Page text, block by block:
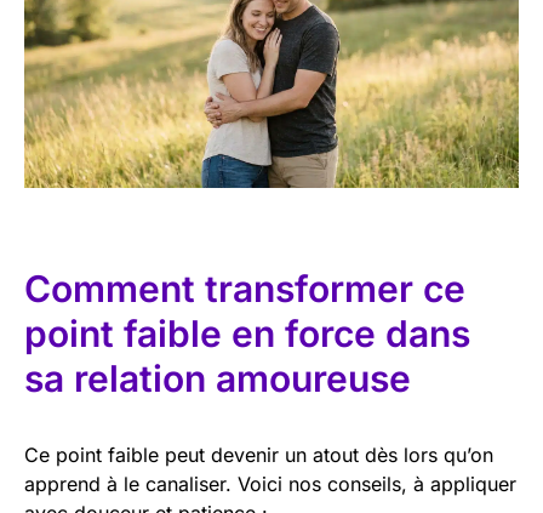
Comment transformer ce
point faible en force dans
sa relation amoureuse
Ce point faible peut devenir un atout dès lors qu’on
apprend à le canaliser. Voici nos conseils, à appliquer